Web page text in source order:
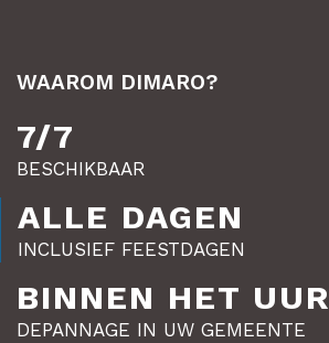
WAAROM DIMARO?
7/7
BESCHIKBAAR
ALLE DAGEN
INCLUSIEF FEESTDAGEN
BINNEN HET UUR
DEPANNAGE IN UW GEMEENTE